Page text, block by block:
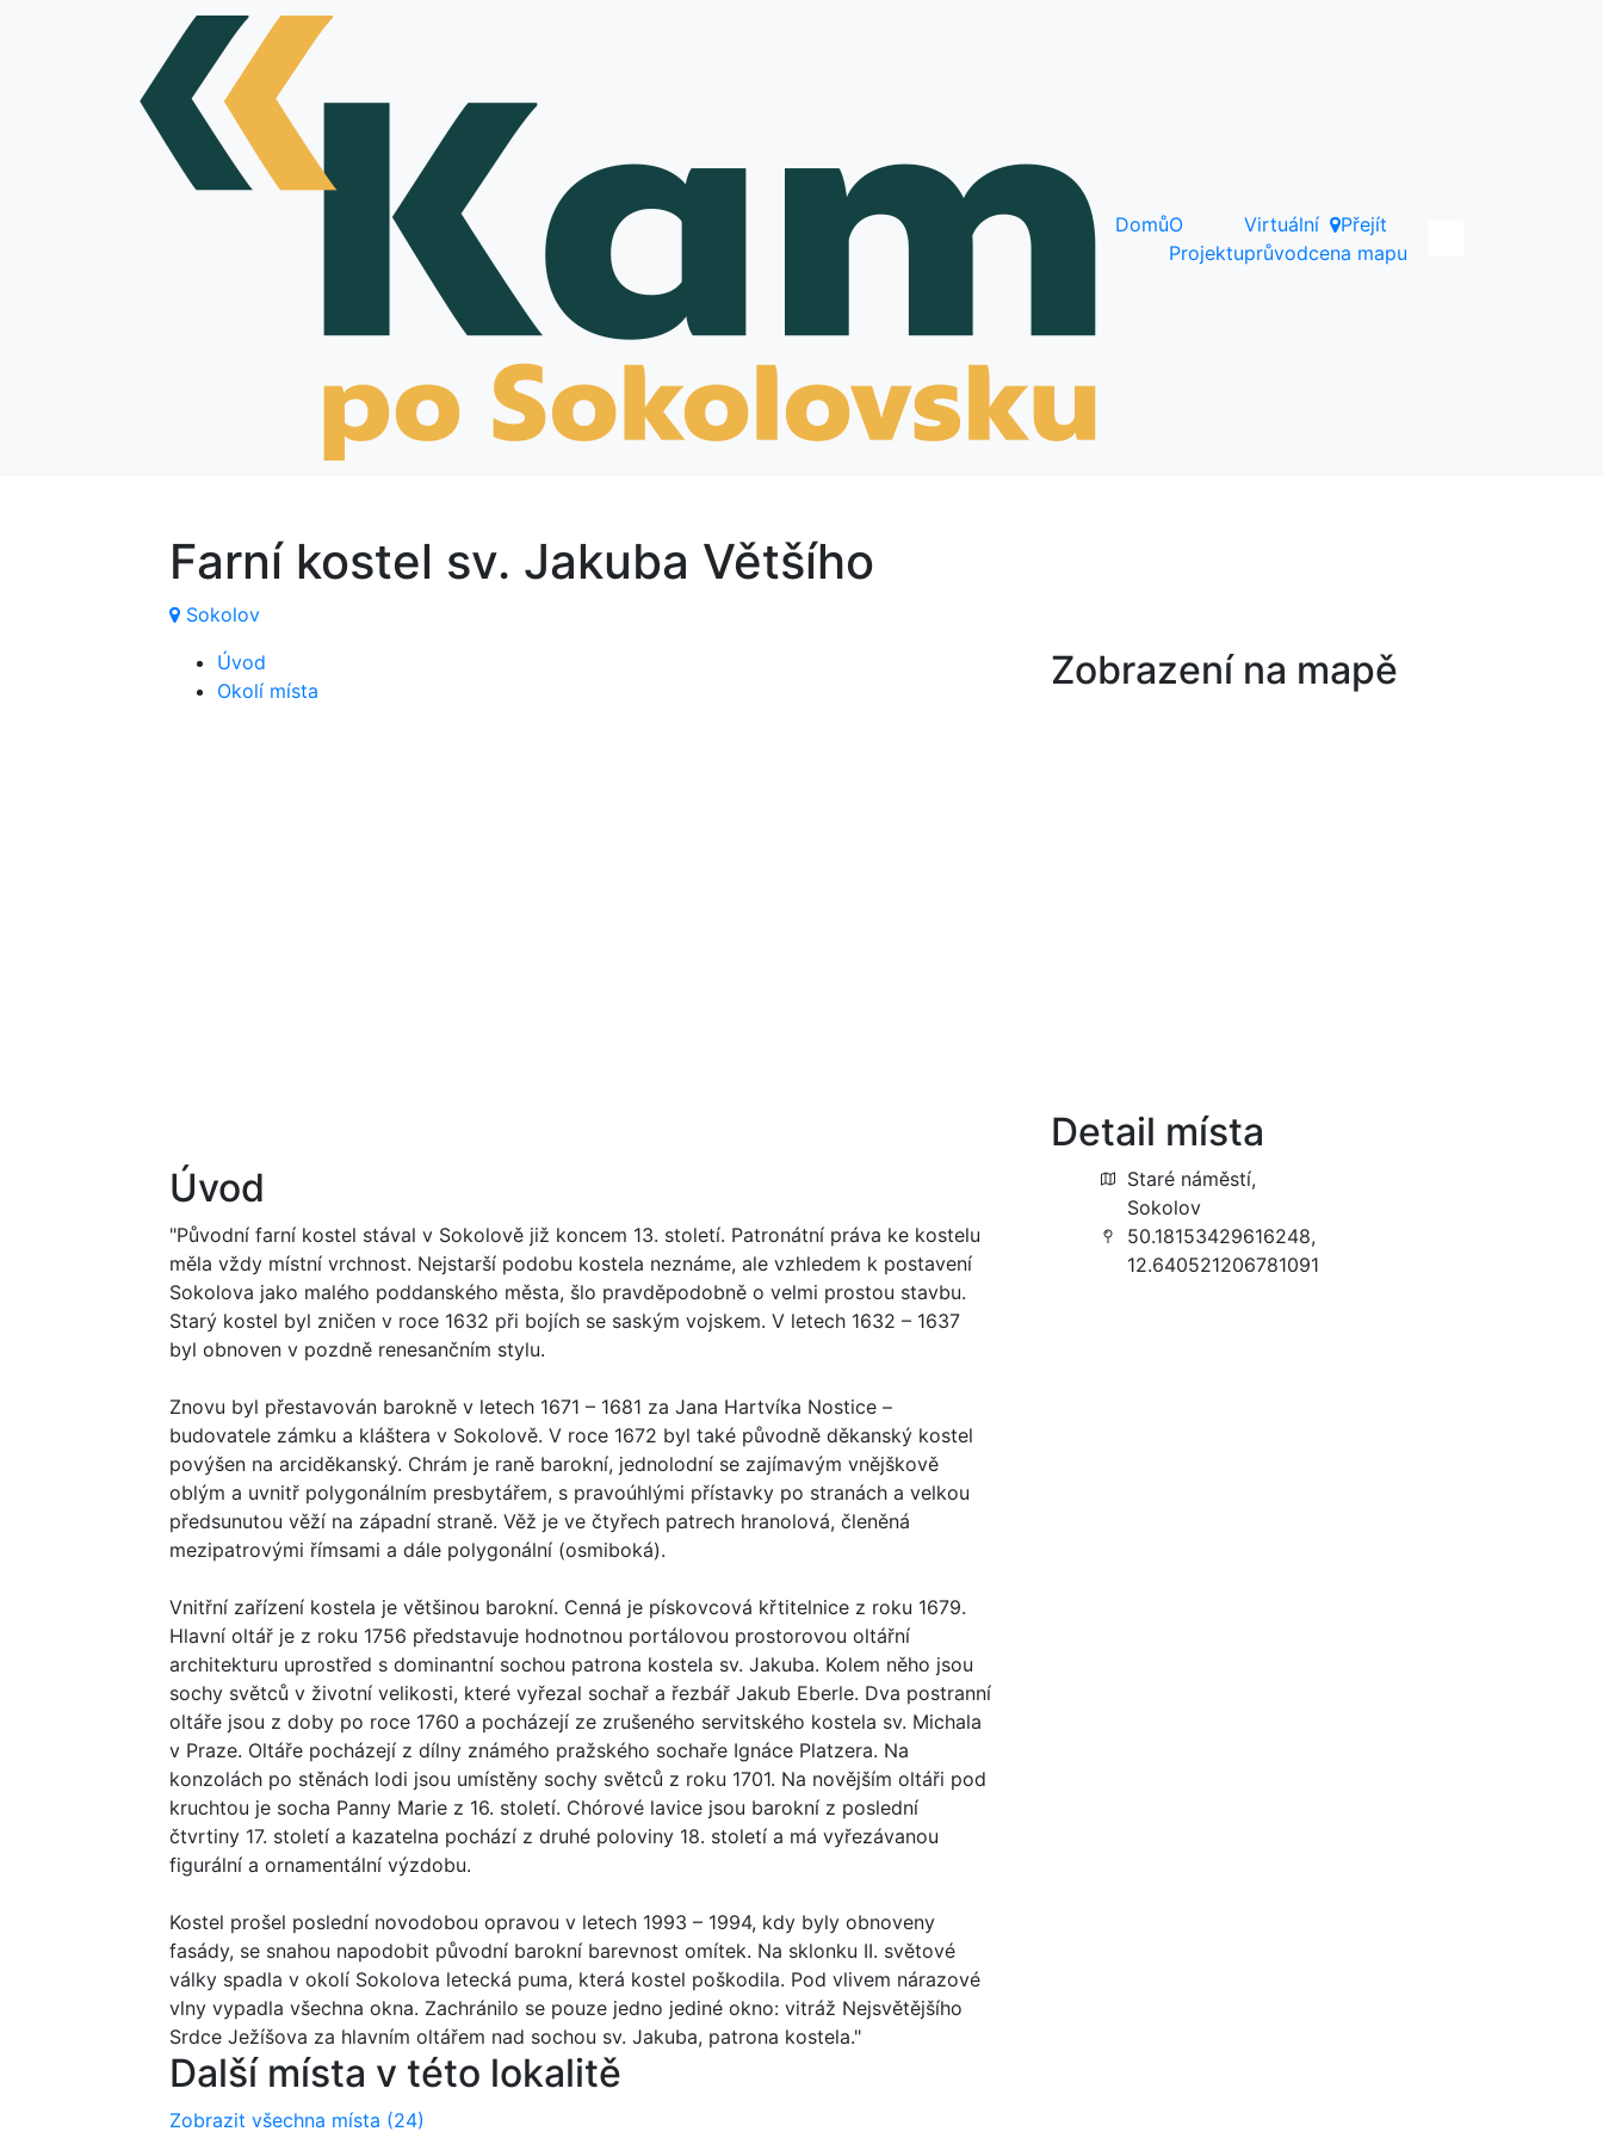
DomůO
Projektu
Virtuální
průvodce
Přejít
na mapu
Farní kostel sv. Jakuba Většího
Sokolov
Úvod
Okolí místa
Úvod
"Původní farní kostel stával v Sokolově již koncem 13. století. Patronátní práva ke kostelu
měla vždy místní vrchnost. Nejstarší podobu kostela neznáme, ale vzhledem k postavení
Sokolova jako malého poddanského města, šlo pravděpodobně o velmi prostou stavbu.
Starý kostel byl zničen v roce 1632 při bojích se saským vojskem. V letech 1632 – 1637
byl obnoven v pozdně renesančním stylu.
Znovu byl přestavován barokně v letech 1671 – 1681 za Jana Hartvíka Nostice –
budovatele zámku a kláštera v Sokolově. V roce 1672 byl také původně děkanský kostel
povýšen na arciděkanský. Chrám je raně barokní, jednolodní se zajímavým vnějškově
oblým a uvnitř polygonálním presbytářem, s pravoúhlými přístavky po stranách a velkou
předsunutou věží na západní straně. Věž je ve čtyřech patrech hranolová, členěná
mezipatrovými římsami a dále polygonální (osmiboká).
Vnitřní zařízení kostela je většinou barokní. Cenná je pískovcová křtitelnice z roku 1679.
Hlavní oltář je z roku 1756 představuje hodnotnou portálovou prostorovou oltářní
architekturu uprostřed s dominantní sochou patrona kostela sv. Jakuba. Kolem něho jsou
sochy světců v životní velikosti, které vyřezal sochař a řezbář Jakub Eberle. Dva postranní
oltáře jsou z doby po roce 1760 a pocházejí ze zrušeného servitského kostela sv. Michala
v Praze. Oltáře pocházejí z dílny známého pražského sochaře Ignáce Platzera. Na
konzolách po stěnách lodi jsou umístěny sochy světců z roku 1701. Na novějším oltáři pod
kruchtou je socha Panny Marie z 16. století. Chórové lavice jsou barokní z poslední
čtvrtiny 17. století a kazatelna pochází z druhé poloviny 18. století a má vyřezávanou
figurální a ornamentální výzdobu.
Kostel prošel poslední novodobou opravou v letech 1993 – 1994, kdy byly obnoveny
fasády, se snahou napodobit původní barokní barevnost omítek. Na sklonku II. světové
války spadla v okolí Sokolova letecká puma, která kostel poškodila. Pod vlivem nárazové
vlny vypadla všechna okna. Zachránilo se pouze jedno jediné okno: vitráž Nejsvětějšího
Srdce Ježíšova za hlavním oltářem nad sochou sv. Jakuba, patrona kostela."
Další místa v této lokalitě
Zobrazit všechna místa (24)
Zobrazení na mapě
Detail místa
Staré náměstí,
Sokolov
50.18153429616248,
12.640521206781091